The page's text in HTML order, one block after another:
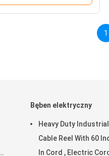
1
Bęben elektryczny
Heavy Duty
Cable Reel With 60
In Cord , Electric